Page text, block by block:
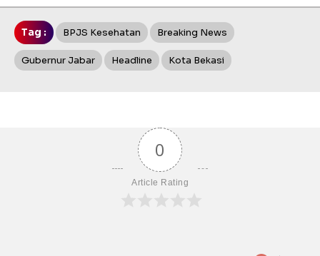
Tag : BPJS Kesehatan Breaking News
Gubernur Jabar Headline Kota Bekasi
0
Article Rating